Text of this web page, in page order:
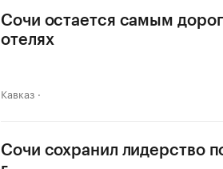
Сочи остается самым
отелях
Кавказ
Сочи сохранил лидерство